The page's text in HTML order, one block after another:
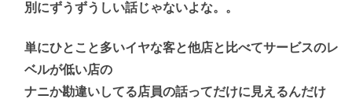
別にずうずうしい話じゃないよな。。
単にひとこと多いイヤな客と他店と比べてサービスのレ
ベルが低い店の
ナニか勘違いしてる店員の話ってだけに見えるんだけ